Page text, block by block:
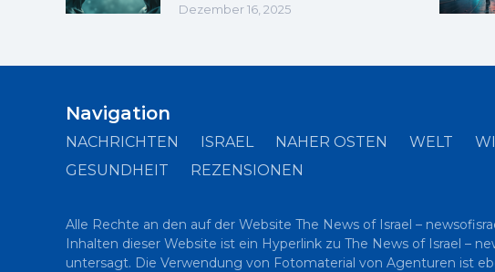
Dezember 16, 2025
Navigation
NACHRICHTEN ISRAEL NAHER OSTEN WELT
GESUNDHEIT
REZENSIONEN
Alle Rechte an den auf der Website The News of Israel –
Inhalten dieser Website ist ein Hyperlink zu The News of Israel –
untersagt. Die Verwendung von Fotomaterial von Agenturen ist